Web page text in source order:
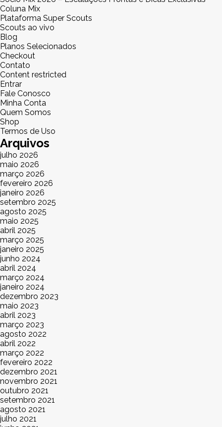
Coluna Mix
Plataforma Super Scouts
Scouts ao vivo
Blog
Planos Selecionados
Checkout
Contato
Content restricted
Entrar
Fale Conosco
Minha Conta
Quem Somos
Shop
Termos de Uso
Arquivos
julho 2026
maio 2026
março 2026
fevereiro 2026
janeiro 2026
setembro 2025
agosto 2025
maio 2025
abril 2025
março 2025
janeiro 2025
junho 2024
abril 2024
março 2024
janeiro 2024
dezembro 2023
maio 2023
abril 2023
março 2023
agosto 2022
abril 2022
março 2022
fevereiro 2022
dezembro 2021
novembro 2021
outubro 2021
setembro 2021
agosto 2021
julho 2021